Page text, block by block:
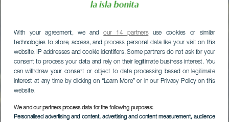
With your agreement, we andour 14 partnersuse cookies or similar
technologies to store, access, and process personal data like your visit on this
website, IP addresses and cookie identifiers. Some partners do not ask for your
consent to process your data and rely on their legitimate business interest. You
can withdraw your consent or object to data processing based on legitimate
interest at any time by clicking on “Learn More” or in our Privacy Policy on this
website.
We and our partners process data for the following purposes:
Personalised advertising and content, advertising and content measurement, audience